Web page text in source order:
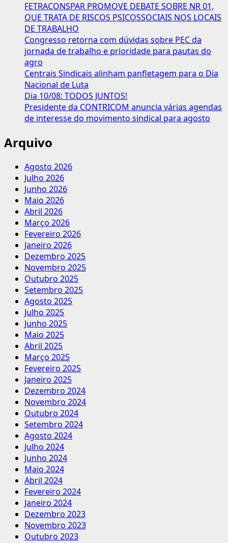
FETRACONSPAR PROMOVE DEBATE SOBRE NR 01,
QUE TRATA DE RISCOS PSICOSSOCIAIS NOS LOCAIS
DE TRABALHO
Congresso retorna com dúvidas sobre PEC da
jornada de trabalho e prioridade para pautas do
agro
Centrais Sindicais alinham panfletagem para o Dia
Nacional de Luta
Dia 10/08: TODOS JUNTOS!
Presidente da CONTRICOM anuncia várias agendas
de interesse do movimento sindical para agosto
Arquivo
Agosto 2026
Julho 2026
Junho 2026
Maio 2026
Abril 2026
Março 2026
Fevereiro 2026
Janeiro 2026
Dezembro 2025
Novembro 2025
Outubro 2025
Setembro 2025
Agosto 2025
Julho 2025
Junho 2025
Maio 2025
Abril 2025
Março 2025
Fevereiro 2025
Janeiro 2025
Dezembro 2024
Novembro 2024
Outubro 2024
Setembro 2024
Agosto 2024
Julho 2024
Junho 2024
Maio 2024
Abril 2024
Fevereiro 2024
Janeiro 2024
Dezembro 2023
Novembro 2023
Outubro 2023